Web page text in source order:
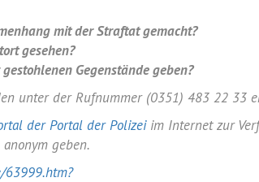
mit der Straftat gemacht?
gesehen?
Gegenstände geben?
unter der Rufnummer (0351) 483 22 33
der Portal der Polizeiim Internet zur
geben.
63999.htm?